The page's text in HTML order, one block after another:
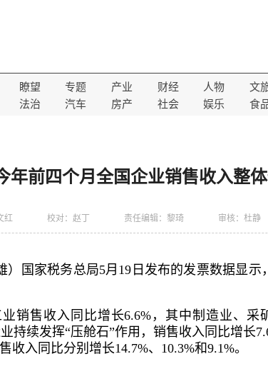
瞭望 专题 产业 财经 人物 文
法治 汽车 房产 社会 娱乐 食
年前四个月全国企业销售收入整
红 校对：赵丁 责任编辑：黎琦 审核：杜静
）国家税务总局5月19日发布的发票数据显
销售收入同比增长6.6%，其中制造业、采
持续发挥“压舱石”作用，销售收入同比增长
入同比分别增长14.7%、10.3%和9.1%。